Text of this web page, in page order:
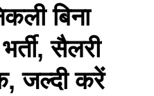
बिना
भर्ती, सैलरी
जल्दी करें